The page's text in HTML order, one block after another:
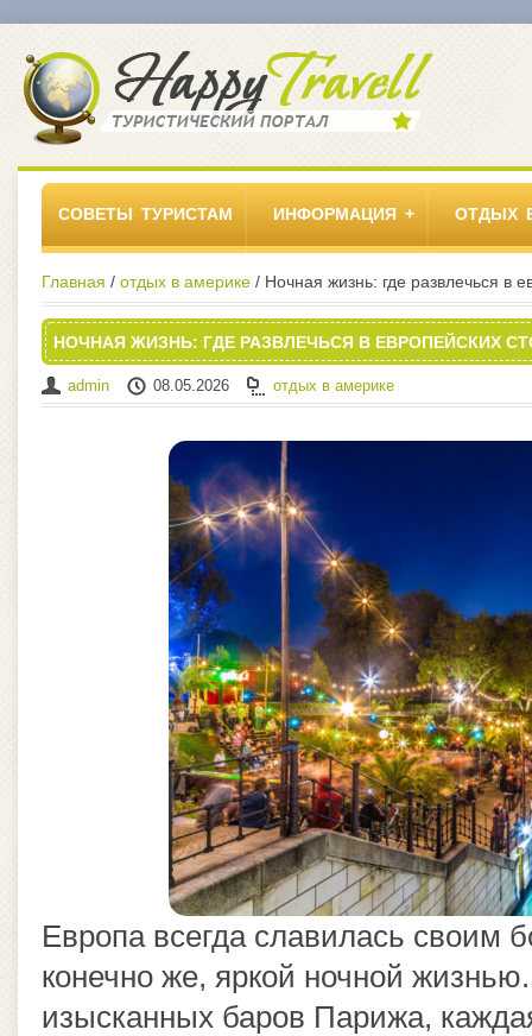
СОВЕТЫ ТУРИСТАМ ИНФОРМАЦИЯ ОТДЫХ
Главная / отдых в америке / Ночная жизнь: где развлечься в
НОЧНАЯ ЖИЗНЬ: ГДЕ РАЗВЛЕЧЬСЯ В ЕВРОПЕЙСКИХ
admin 08.05.2026 отдых в америке
Европа всегда славилась своим
конечно же, яркой ночной
изысканных баров Парижа,